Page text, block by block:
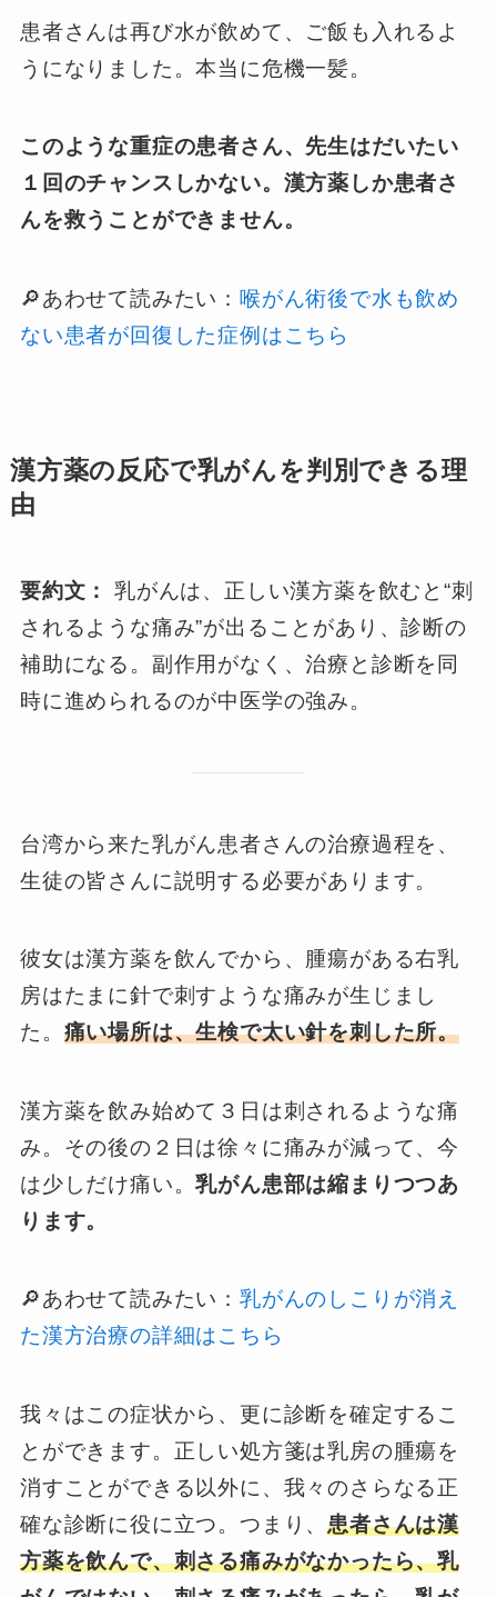
患者さんは再び水が飲めて、ご飯も入れるよ
うになりました。本当に危機一髪。
このような重症の患者さん、先生はだいたい
１回のチャンスしかない。漢方薬しか患者さ
んを救うことができません。
🔎あわせて読みたい： 喉がん術後で水も飲め
ない患者が回復した症例はこちら
漢方薬の反応で乳がんを判別できる理
由
要約文：
乳がんは、正しい漢方薬を飲むと“刺
されるような痛み”が出ることがあり、診断の
補助になる。副作用がなく、治療と診断を同
時に進められるのが中医学の強み。
台湾から来た乳がん患者さんの治療過程を、
生徒の皆さんに説明する必要があります。
彼女は漢方薬を飲んでから、腫瘍がある右乳
房はたまに針で刺すような痛みが生じまし
た。 痛い場所は、生検で太い針を刺した所。
漢方薬を飲み始めて３日は刺されるような痛
み。その後の２日は徐々に痛みが減って、今
は少しだけ痛い。乳がん患部は縮まりつつあ
ります。
🔎あわせて読みたい： 乳がんのしこりが消え
た漢方治療の詳細はこちら
我々はこの症状から、更に診断を確定するこ
とができます。正しい処方箋は乳房の腫瘍を
消すことができる以外に、我々のさらなる正
確な診断に役に立つ。つまり、患者さんは漢
方薬を飲んで、刺さる痛みがなかったら、乳